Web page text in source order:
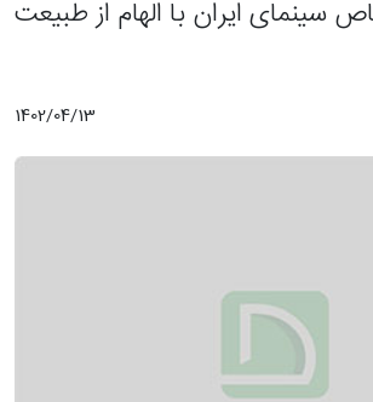
ایران با الهام از طبیعت
1402/04/13